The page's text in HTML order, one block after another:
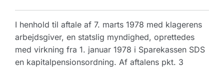
I henhold til aftale af 7. marts 1978 med klagerens
arbejdsgiver, en statslig myndighed, oprettedes
med virkning fra 1. januar 1978 i Sparekassen SDS
en kapitalpensionsordning. Af aftalens pkt. 3